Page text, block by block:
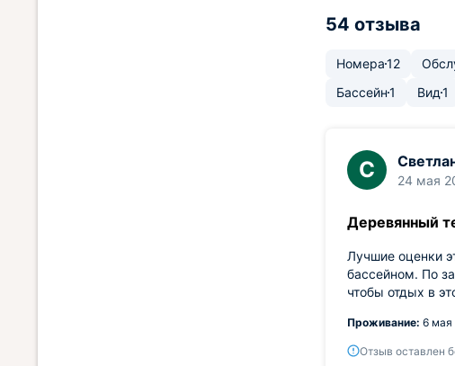
54 отзыва
Номера12
Бассейн1 Вид1
С 24 мая
Деревянный
Лучшие оценки
бассейном. По
чтобы отдых в
Проживание: 6 мая
Отзыв оставлен